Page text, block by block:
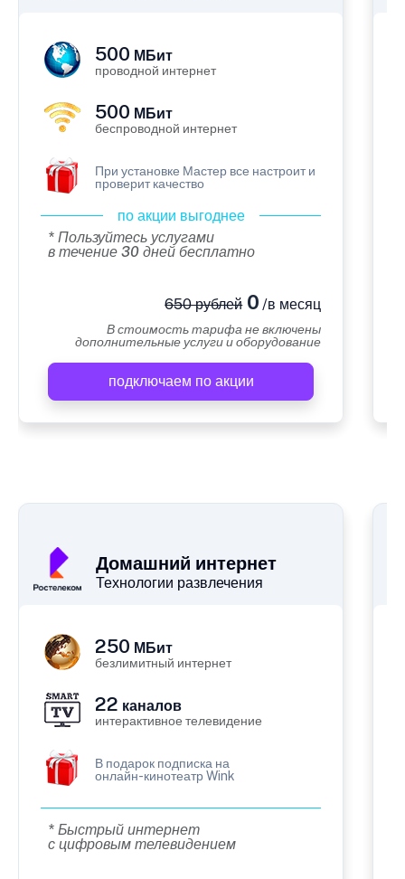
500 МБит
проводной интернет
500 МБит
беспроводной интернет
При установке Мастер все настроит и
проверит качество
по акции выгоднее
* Пользуйтесь услугами
в течение 30 дней бесплатно
650 рублей0 /в месяц
В стоимость тарифа не включены
дополнительные услуги и оборудование
подключаем по акции
Домашний интернет
Технологии развлечения
250 МБит
безлимитный интернет
22 каналов
интерактивное телевидение
В подарок подписка на
онлайн-кинотеатр Wink
* Быстрый интернет
с цифровым телевидением